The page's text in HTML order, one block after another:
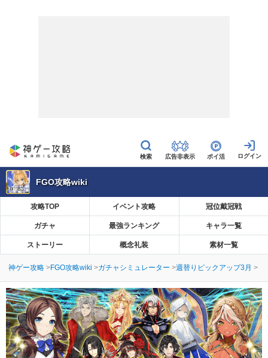
広告非表示 ポイ活
FGO攻略wiki
攻略TOP イベント攻略 冠位戴冠戦
ガチャ 最強ランキング キャラ一覧
ストーリー 概念礼装 素材一覧
神ゲー攻略 FGO攻略wiki ガチャシミュレーター 週替りピックアップ3月